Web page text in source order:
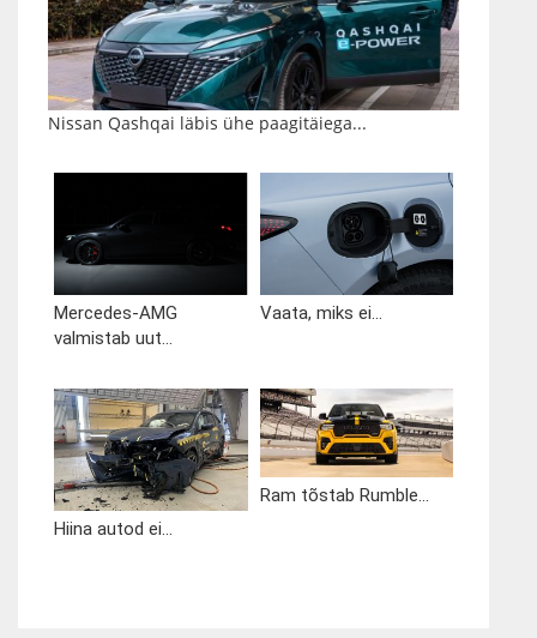
Nissan Qashqai läbis ühe paagitäiega...
Mercedes-AMG
valmistab uut...
Vaata, miks ei...
Hiina autod ei...
Ram tõstab Rumble...